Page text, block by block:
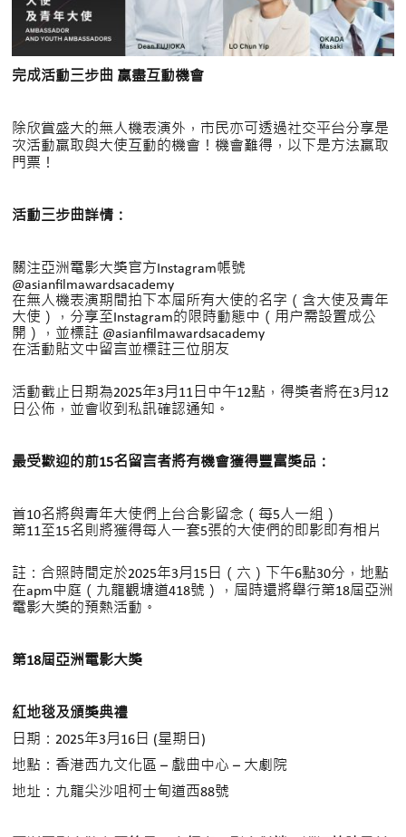
完成活動三步曲 贏盡互動機會
除欣賞盛大的無人機表演外，市民亦可透過社交平台分享是
次活動贏取與大使互動的機會！機會難得，以下是方法贏取
門票！
活動三步曲詳情：
關注亞洲電影大獎官方Instagram帳號
@asianfilmawardsacademy
在無人機表演期間拍下本屆所有大使的名字（含大使及青年
大使），分享至Instagram的限時動態中（用户需設置成公
開），並標註 @asianfilmawardsacademy
在活動貼文中留言並標註三位朋友
活動截止日期為2025年3月11日中午12點，得獎者將在3月12
日公佈，並會收到私訊確認通知。
最受歡迎的前15名留言者將有機會獲得豐富獎品：
首10名將與青年大使們上台合影留念（每5人一組）
第11至15名則將獲得每人一套5張的大使們的即影即有相片
註：合照時間定於2025年3月15日（六）下午6點30分，地點
在apm中庭（九龍觀塘道418號），屆時還將舉行第18屆亞洲
電影大獎的預熱活動。
第18屆亞洲電影大獎
紅地毯及頒獎典禮
日期：2025年3月16日 (星期日)
地點：香港西九文化區 – 戲曲中心 – 大劇院
地址：九龍尖沙咀柯士甸道西88號